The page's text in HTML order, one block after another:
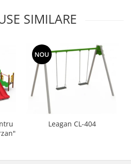
SIMILARE
NOU
Leagan CL-404